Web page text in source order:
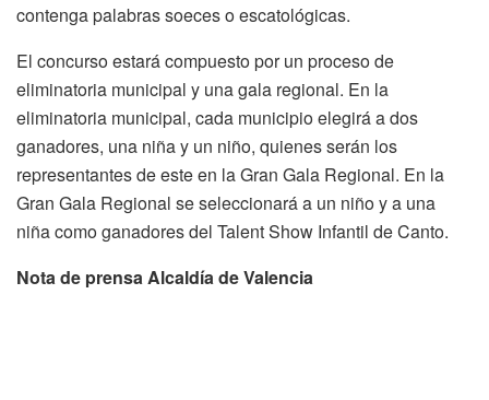
contenga palabras soeces o escatológicas.
El concurso estará compuesto por un proceso de
eliminatoria municipal y una gala regional. En la
eliminatoria municipal, cada municipio elegirá a dos
ganadores, una niña y un niño, quienes serán los
representantes de este en la Gran Gala Regional. En la
Gran Gala Regional se seleccionará a un niño y a una
niña como ganadores del Talent Show Infantil de Canto.
Nota de prensa Alcaldía de Valencia